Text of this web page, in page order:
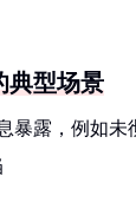
典型场景
暴露，例如未